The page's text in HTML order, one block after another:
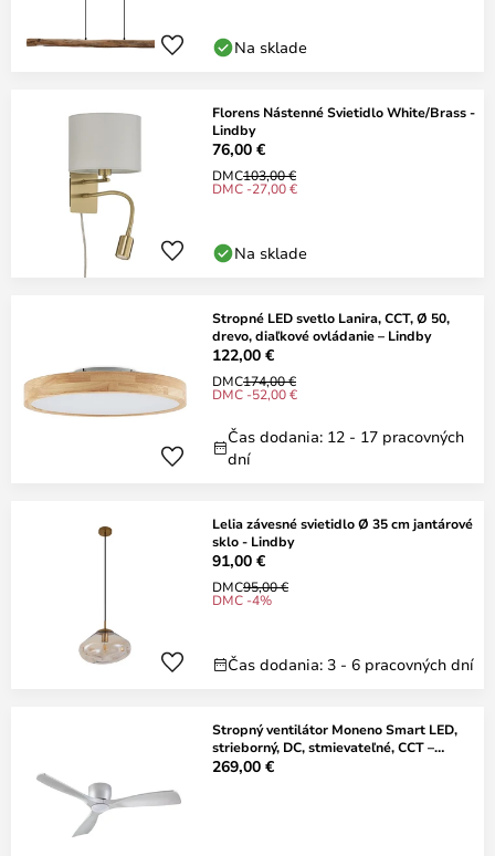
Na sklade
Florens Nástenné Svietidlo White/Brass -
Lindby
76,00 €
DMC103,00 €
DMC -27,00 €
Na sklade
Stropné LED svetlo Lanira, CCT, Ø 50,
drevo, diaľkové ovládanie – Lindby
122,00 €
DMC174,00 €
DMC -52,00 €
Čas dodania: 12 - 17 pracovných
dní
Lelia závesné svietidlo Ø 35 cm jantárové
sklo - Lindby
91,00 €
DMC95,00 €
DMC -4%
Čas dodania: 3 - 6 pracovných dní
Stropný ventilátor Moneno Smart LED,
strieborný, DC, stmievateľné, CCT –
Lucande
269,00 €